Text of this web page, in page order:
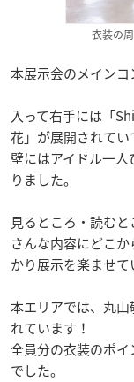
衣装の
本展示会のメインコ
入って右手には「
花」が展開されてい
壁にはアイドル一
りました。
見るところ・読む
さんな内容にどこ
かり展示を楽ませて
本エリアでは、丸
れています！
全員分の衣装のポ
でした。